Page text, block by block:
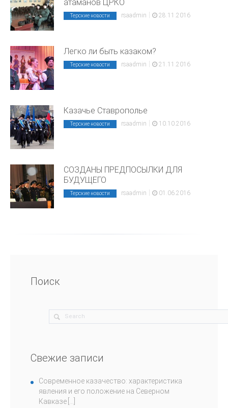
атаманов ЦРКО
Терские новости rsaadmin | 28.11.2016
Легко ли быть казаком?
Терские новости rsaadmin | 21.11.2016
Казачье Ставрополье
Терские новости rsaadmin | 10.10.2016
СОЗДАНЫ ПРЕДПОСЫЛКИ ДЛЯ
БУДУЩЕГО
Терские новости rsaadmin | 01.06.2016
Поиск
Свежие записи
Современное казачество: характеристика
явления и его положение на Северном
Кавказе